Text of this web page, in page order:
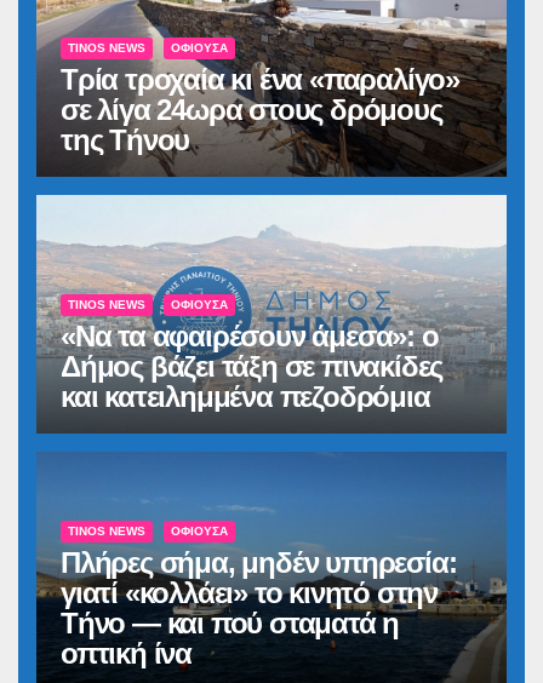
TINOS NEWS ΟΦΙΟΎΣΑ
Τρία τροχαία κι ένα «παραλίγο»
σε λίγα 24ωρα στους δρόμους
της Τήνου
TINOS NEWS ΟΦΙΟΎΣΑ
«Να τα αφαιρέσουν άμεσα»: ο
Δήμος βάζει τάξη σε πινακίδες
και κατειλημμένα πεζοδρόμια
TINOS NEWS ΟΦΙΟΎΣΑ
Πλήρες σήμα, μηδέν υπηρεσία:
γιατί «κολλάει» το κινητό στην
Τήνο — και πού σταματά η
οπτική ίνα